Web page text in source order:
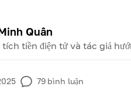
Quân
tiền điện tử và tác giả
79 bình luận